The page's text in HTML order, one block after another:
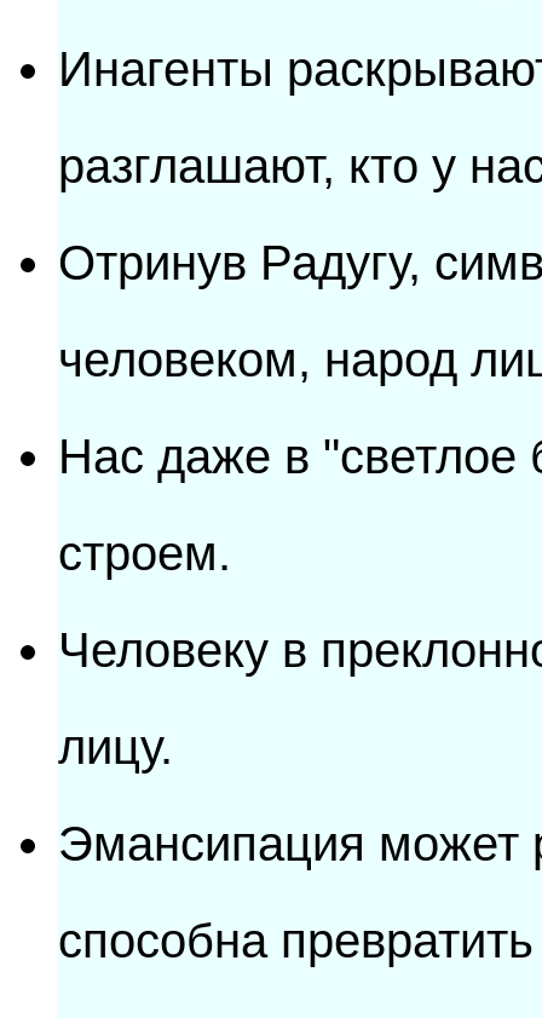
Инагенты
разглашают, кто у
Отринув Радугу,
человеком, народ
Нас даже в "светлое
строем.
Человеку в
лицу.
Эмансипация может
способна